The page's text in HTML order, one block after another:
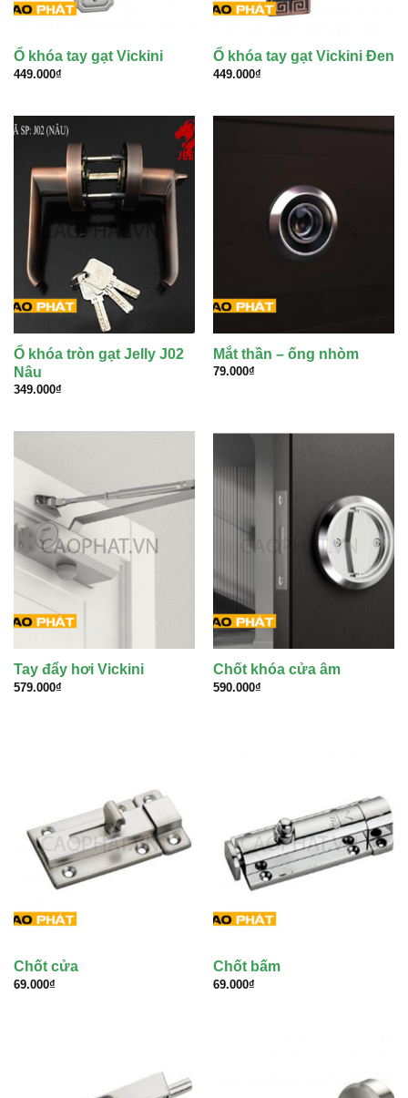
Ổ khóa tay gạt Vickini
449.000₫
Ổ khóa tay gạt Vickini Đen
449.000₫
Ổ khóa tròn gạt Jelly J02
Nâu
349.000₫
Mắt thần – ống nhòm
79.000₫
Tay đẩy hơi Vickini
579.000₫
Chốt khóa cửa âm
590.000₫
Chốt cửa
69.000₫
Chốt bấm
69.000₫